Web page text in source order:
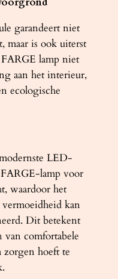
garandeert niet
maar is ook uiterst
lamp niet
aan het interieur,
ecologische
LED-
lamp voor
waardoor het
kan
Dit betekent
comfortabele
hoeft te